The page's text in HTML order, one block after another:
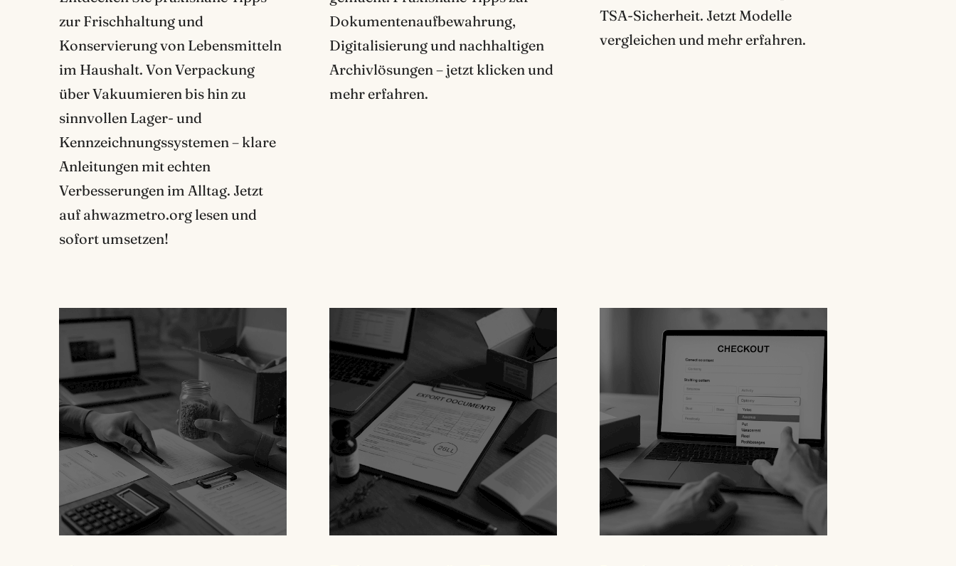
zur Frischhaltung und
Konservierung von Lebensmitteln
im Haushalt. Von Verpackung
über Vakuumieren bis hin zu
sinnvollen Lager- und
Kennzeichnungssystemen – klare
Anleitungen mit echten
Verbesserungen im Alltag. Jetzt
auf ahwazmetro.org lesen und
sofort umsetzen!
Dokumentenaufbewahrung,
Digitalisierung und nachhaltigen
Archivlösungen – jetzt klicken und
mehr erfahren.
TSA-Sicherheit. Jetzt Modelle
vergleichen und mehr erfahren.